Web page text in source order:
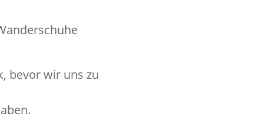
bevor wir uns zu